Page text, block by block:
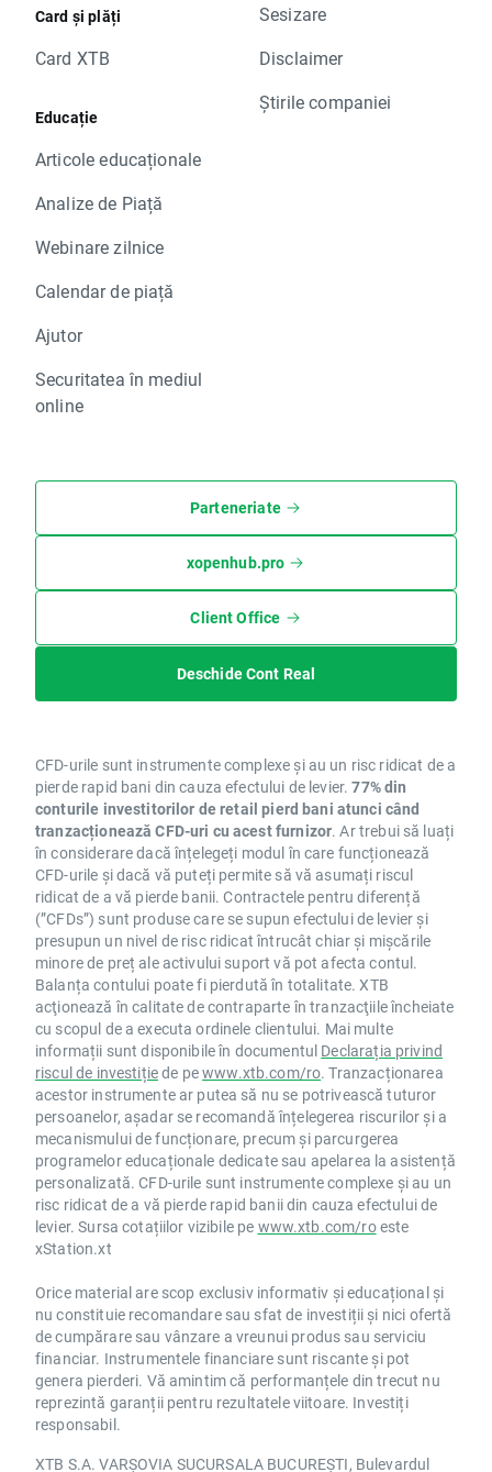
Card și plăți
Card XTB
Educație
Articole educaționale
Analize de Piață
Webinare zilnice
Calendar de piață
Ajutor
Securitatea în mediul
online
Sesizare
Disclaimer
Știrile companiei
Parteneriate
xopenhub.pro
Client Office
Deschide Cont Real
CFD-urile sunt instrumente complexe și au un risc ridicat de a
pierde rapid bani din cauza efectului de levier.77% din
conturile investitorilor de retail pierd bani atunci când
tranzacționează CFD-uri cu acest furnizor. Ar trebui să luați
în considerare dacă înțelegeți modul în care funcționează
CFD-urile și dacă vă puteți permite să vă asumați riscul
ridicat de a vă pierde banii. Contractele pentru diferență
(”CFDs”) sunt produse care se supun efectului de levier și
presupun un nivel de risc ridicat întrucât chiar și mișcările
minore de preț ale activului suport vă pot afecta contul.
Balanța contului poate fi pierdută în totalitate. XTB
acţionează în calitate de contraparte în tranzacţiile încheiate
cu scopul de a executa ordinele clientului. Mai multe
informații sunt disponibile în documentul Declarația privind
riscul de investițiede pewww.xtb.com/ro. Tranzacționarea
acestor instrumente ar putea să nu se potrivească tuturor
persoanelor, așadar se recomandă înțelegerea riscurilor și a
mecanismului de funcționare, precum și parcurgerea
programelor educaționale dedicate sau apelarea la asistență
personalizată. CFD-urile sunt instrumente complexe și au un
risc ridicat de a vă pierde rapid banii din cauza efectului de
levier. Sursa cotațiilor vizibile pe www.xtb.com/roeste
xStation.xt
Orice material are scop exclusiv informativ și educațional și
nu constituie recomandare sau sfat de investiții și nici ofertă
de cumpărare sau vânzare a vreunui produs sau serviciu
financiar. Instrumentele financiare sunt riscante și pot
genera pierderi. Vă amintim că performanțele din trecut nu
reprezintă garanții pentru rezultatele viitoare. Investiți
responsabil.
XTB S.A. VARȘOVIA SUCURSALA BUCUREȘTI, Bulevardul